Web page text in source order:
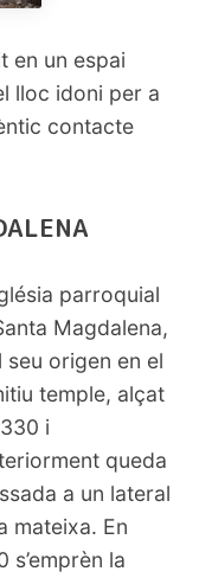
en un espai
lloc idoni per a
contacte
parroquial
Magdalena,
seu origen en el
temple, alçat
i
queda
a un lateral
mateixa. En
s’emprèn la